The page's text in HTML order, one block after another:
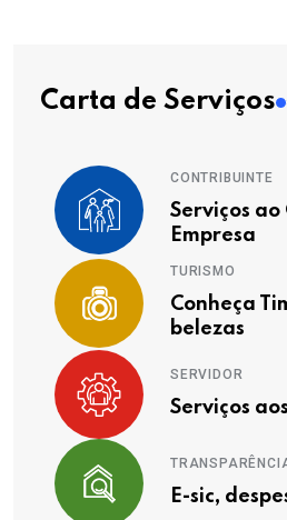
Carta de Serviços
CONTRIBUINTE
Serviços
Empresa
TURISMO
Conheça
belezas
SERVIDOR
Serviços
E-sic,